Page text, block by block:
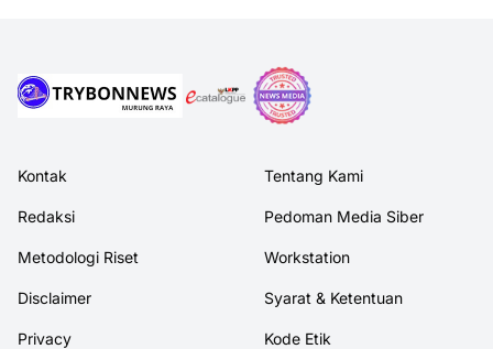
Kontak Tentang Kami
Redaksi Pedoman Media Siber
Metodologi Riset Workstation
Disclaimer Syarat & Ketentuan
Privacy Kode Etik